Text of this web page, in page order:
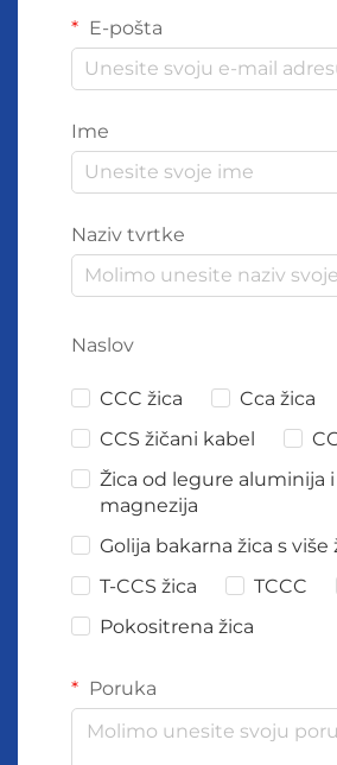
E-pošta
Ime
Naziv tvrtke
Naslov
CCC žica
Cca žica
CCS žičani kabel
Žica od legure aluminija i
magnezija
Golija bakarna žica s više
T-CCS žica
TCCC
Pokositrena žica
Poruka